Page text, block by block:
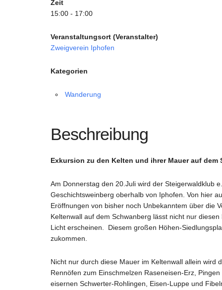
Zeit
15:00 - 17:00
Veranstaltungsort (Veranstalter)
Zweigverein Iphofen
Kategorien
Wanderung
Beschreibung
Exkursion zu den Kelten und ihrer Mauer auf dem
Am Donnerstag den 20.Juli wird der Steigerwaldklub
Geschichtsweinberg oberhalb von Iphofen. Von hier
Eröffnungen von bisher noch Unbekanntem über die
Keltenwall auf dem Schwanberg lässt nicht nur
Licht erscheinen. Diesem großen Höhen-
zukommen.
Nicht nur durch diese Mauer im Keltenwall allein wird
Rennöfen zum Einschmelzen Raseneisen-Erz,
eisernen Schwerter-Rohlingen, Eisen-Luppe und